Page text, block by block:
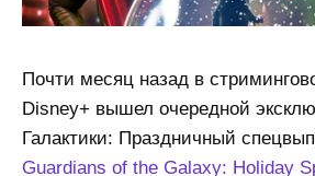
Почти месяц назад в
Disney+ вышел очередной
Галактики: Праздничный
Guardians of the Galaxy: Holiday